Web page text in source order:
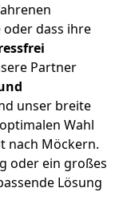
dass ihre
Partner
unser breite
Wahl
nach Möckern.
oder ein großes
Lösung